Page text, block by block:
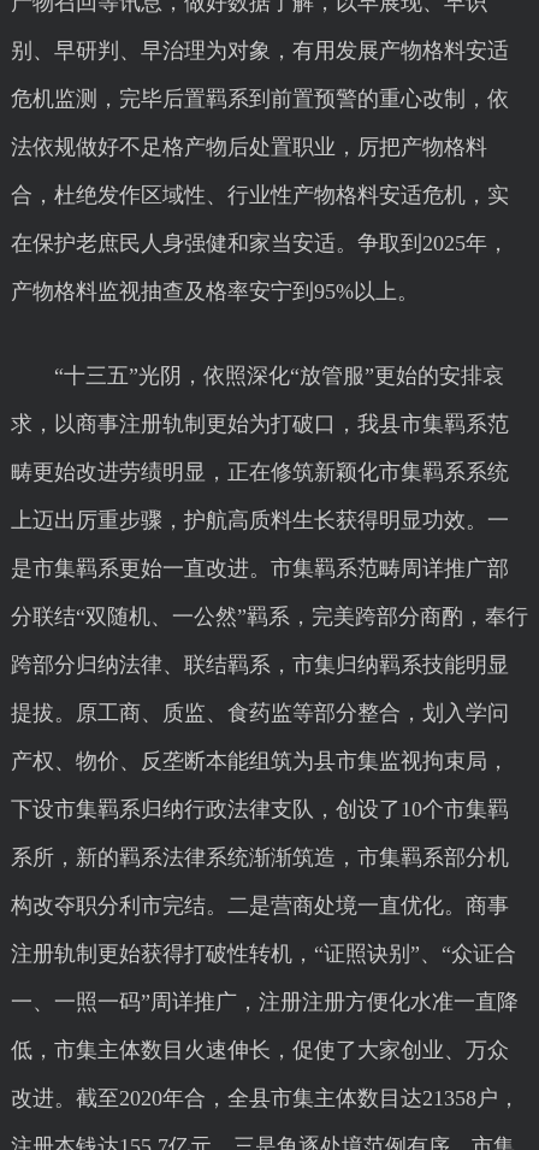
别、早研判、早治理为对象，有用发展产物格料安适
危机监测，完毕后置羁系到前置预警的重心改制，依
法依规做好不足格产物后处置职业，厉把产物格料
合，杜绝发作区域性、行业性产物格料安适危机，实
在保护老庶民人身强健和家当安适。争取到2025年，
产物格料监视抽查及格率安宁到95%以上。
“十三五”光阴，依照深化“放管服”更始的安排哀
求，以商事注册轨制更始为打破口，我县市集羁系范
畴更始改进劳绩明显，正在修筑新颖化市集羁系系统
上迈出厉重步骤，护航高质料生长获得明显功效。一
是市集羁系更始一直改进。市集羁系范畴周详推广部
分联结“双随机、一公然”羁系，完美跨部分商酌，奉行
跨部分归纳法律、联结羁系，市集归纳羁系技能明显
提拔。原工商、质监、食药监等部分整合，划入学问
产权、物价、反垄断本能组筑为县市集监视拘束局，
下设市集羁系归纳行政法律支队，创设了10个市集羁
系所，新的羁系法律系统渐渐筑造，市集羁系部分机
构改夺职分利市完结。二是营商处境一直优化。商事
注册轨制更始获得打破性转机，“证照诀别”、“众证合
一、一照一码”周详推广，注册注册方便化水准一直降
低，市集主体数目火速伸长，促使了大家创业、万众
改进。截至2020年合，全县市集主体数目达21358户，